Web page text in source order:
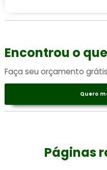
Encontrou o
Faça seu orçamento
Quero
Páginas